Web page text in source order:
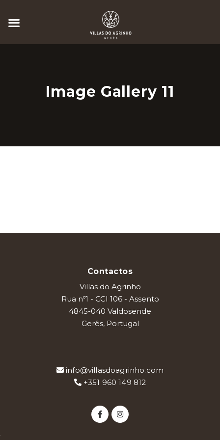
Image Gallery 11
Contactos
Villas do Agrinho
Rua nº1 - CCI 106 - Assento
4845-040 Valdosende
Gerês, Portugal
info@villasdoagrinho.com
+351 960 149 812